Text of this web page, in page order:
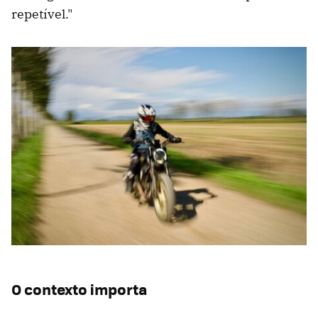
repetível."
O contexto importa